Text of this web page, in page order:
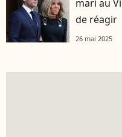
mari au
de réagir
26 mai 2025